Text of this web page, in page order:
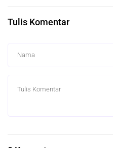
Tulis Komentar